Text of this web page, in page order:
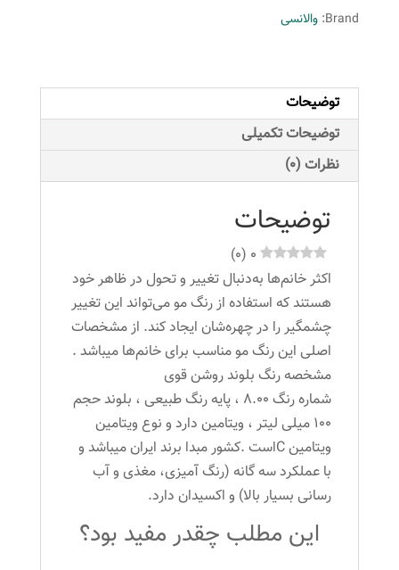
رنگ
قوی
عدد
Brand: والانسی
توضیحات
توضیحات تکمیلی
نظرات (0)
توضیحات
0
(
0
)
اکثر خانم‌ها به‌دنبال تغییر و تحول در ظاهر خود
هستند که استفاده از رنگ مو می‌تواند این تغییر
چشمگیر را در چهره‌شان ایجاد کند. از مشخصات
اصلی این رنگ مو مناسب برای خانم‌ها میباشد .
مشخصه رنگ بلوند روشن قوی
شماره رنگ 8.00 ، پایه رنگ طبیعی ، بلوند حجم
100 میلی لیتر ، ویتامین دارد و نوع ویتامین
ویتامین Cاست .کشور مبدا برند ایران میباشد و
با عملکرد سه گانه (رنگ آمیزی، مغذی و آب
رسانی بسیار بالا) و اکسیدان دارد.
این مطلب چقدر مفید بود؟